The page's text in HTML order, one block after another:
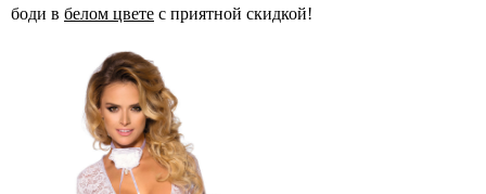
боди в белом цвете с приятной скидкой!